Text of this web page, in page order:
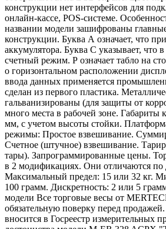
конструкции нет интерфейсов для
онлайн-кассе, POS-системе.
названии модели зашифрованы
конструкции. Буква А означает, что
аккумулятора. Буква C указывает, что
счетный режим. Р означает табло на
о горизонтальном расположении
ввода данных применяется
сделан из первого пластика.
гальванизированы (для защиты от
много места в рабочей зоне. Габариты
мм, с учетом высоты стойки.
режимы: Простое взвешивание.
Счетное (штучное) взвешивание.
тары). Запрограммированные цены.
в 2 модификациях. Они отличаются по
Максимальный предел: 15 или 32 кг.
100 грамм. Дискретность: 2 или 5
модели Все торговые весы от
обязательную поверку перед
вносится в Госреестр измерительных